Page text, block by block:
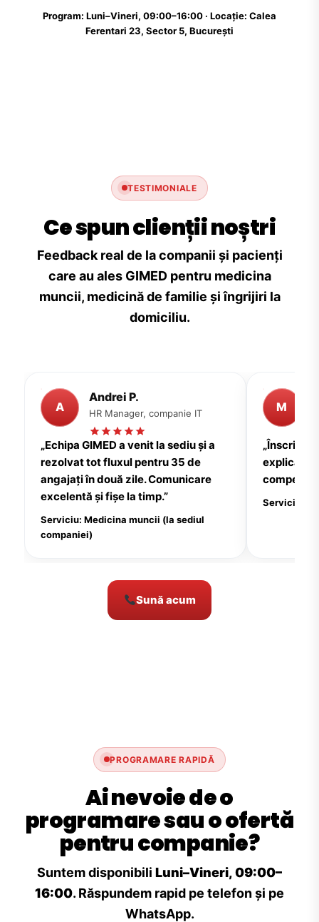
Program: Luni–Vineri, 09:00–16:00 · Locație: Calea
Ferentari 23, Sector 5, București
TESTIMONIALE
Ce spun clienții noștri
Feedback real de la companii și pacienți
care au ales GIMED pentru medicina
muncii, medicină de familie și îngrijiri la
domiciliu.
A
Andrei P.
HR Manager, companie IT
„Echipa GIMED a venit la sediu și a
rezolvat tot fluxul pentru 35 de
angajați în două zile. Comunicare
excelentă și fișe la timp.”
Serviciu: Medicina muncii (la sediul
companiei)
M
explicații
Serviciu:
Sună acum
PROGRAMARE RAPIDĂ
Ai nevoie de o
programare sau o ofertă
pentru companie?
Suntem disponibili Luni–Vineri, 09:00–
16:00. Răspundem rapid pe telefon și pe
WhatsApp.